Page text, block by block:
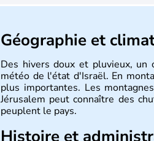
Géographie et
Des hivers doux et pluvieux,
météo de l'état d'Israël. En
plus importantes. Les
Jérusalem peut connaître des
peuplent le pays.
Histoire et